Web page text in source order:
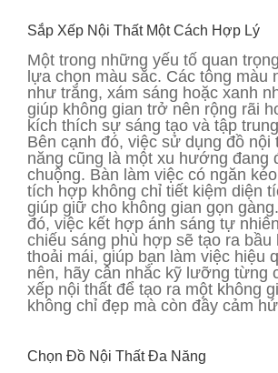
Sắp Xếp Nội Thất Một Cách Hợp Lý
Một trong những yếu tố quan
lựa chọn màu sắc. Các tông màu
như trắng, xám sáng hoặc xanh
giúp không gian trở nên rộng rãi
kích thích sự sáng tạo và tập
Bên cạnh đó, việc sử dụng đồ nội
năng cũng là một xu hướng đang
chuộng. Bàn làm việc có ngăn
tích hợp không chỉ tiết kiệm diện
giúp giữ cho không gian gọn
đó, việc kết hợp ánh sáng tự
chiếu sáng phù hợp sẽ tạo ra bầu
thoải mái, giúp bạn làm việc hiệu
nên, hãy cân nhắc kỹ lưỡng từng
xếp nội thất để tạo ra một không
không chỉ đẹp mà còn đầy cảm
Chọn Đồ Nội Thất Đa Năng